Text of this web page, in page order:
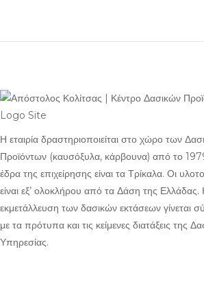
Η εταιρία δραστηριοποιείται στο χώρο των
Προϊόντων (καυσόξυλα, κάρβουνα) από το
έδρα της επιχείρησης είναι τα Τρίκαλα. Οι
είναι εξ’ ολοκλήρου από τα Δάση της Ελλάδας.
εκμετάλλευση των δασικών εκτάσεων γίνεται
με τα πρότυπα και τις κείμενες διατάξεις της
Υπηρεσίας.